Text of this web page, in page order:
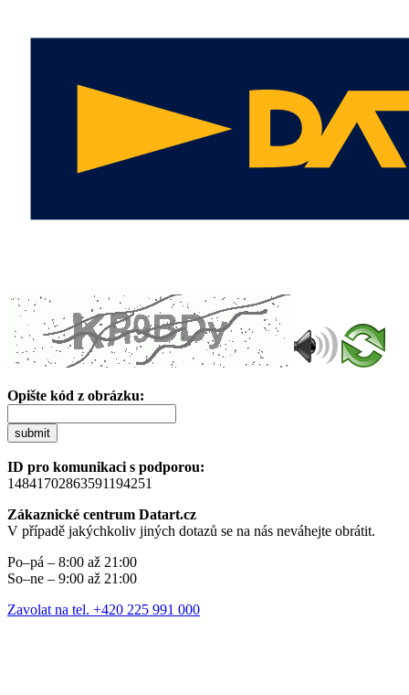
Opište kód z obrázku:
submit
ID pro komunikaci s podporou:
14841702863591194251
Zákaznické centrum Datart.cz
V případě jakýchkoliv jiných dotazů se na nás neváhejte obrátit.
Po–pá – 8:00 až 21:00
So–ne – 9:00 až 21:00
Zavolat na tel. +420 225 991 000